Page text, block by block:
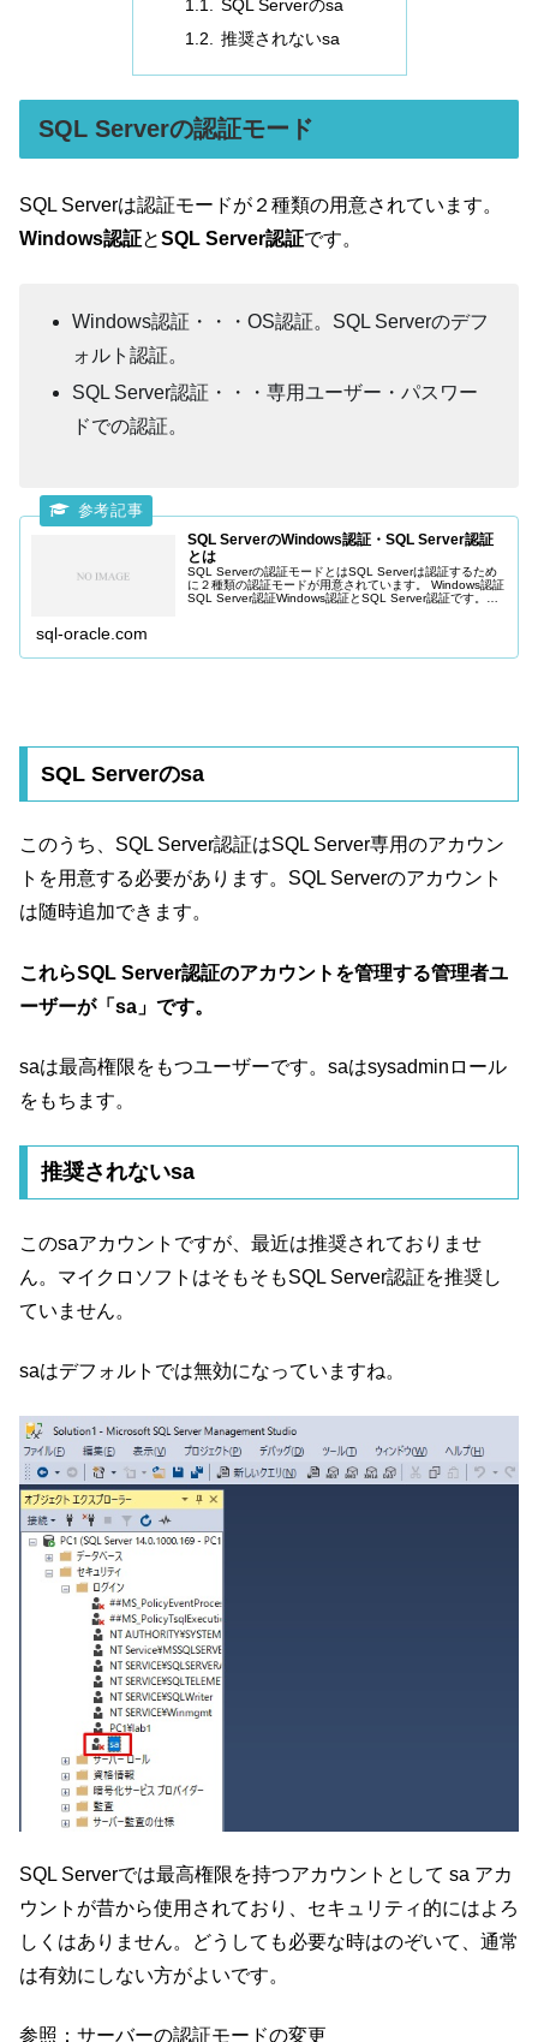
SQL Serverのsa
推奨されないsa
SQL Serverの認証モード
SQL Serverは認証モードが２種類の用意されています。
Windows認証とSQL Server認証です。
Windows認証・・・OS認証。SQL Serverのデフ
ォルト認証。
SQL Server認証・・・専用ユーザー・パスワー
ドでの認証。
SQL ServerのWindows認証・SQL Server認証
とは
SQL Serverの認証モードとはSQL Serverは認証するため
に２種類の認証モードが用意されています。 Windows認証
SQL Server認証Windows認証とSQL Server認証です。参
sql-oracle.com
SQL Serverのsa
このうち、SQL Server認証はSQL Server専用のアカウン
トを用意する必要があります。SQL Serverのアカウント
は随時追加できます。
これらSQL Server認証のアカウントを管理する管理者ユ
ーザーが「sa」です。
saは最高権限をもつユーザーです。saはsysadminロール
をもちます。
推奨されないsa
このsaアカウントですが、最近は推奨されておりませ
ん。マイクロソフトはそもそもSQL Server認証を推奨し
ていません。
saはデフォルトでは無効になっていますね。
SQL Serverでは最高権限を持つアカウントとして sa アカ
ウントが昔から使用されており、セキュリティ的にはよろ
しくはありません。どうしても必要な時はのぞいて、通常
は有効にしない方がよいです。
参照： サーバーの認証モードの変更